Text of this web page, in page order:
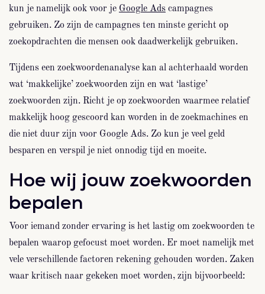
kun je namelijk ook voor je Google Ads campagnes
gebruiken. Zo zijn de campagnes ten minste gericht op
zoekopdrachten die mensen ook daadwerkelijk gebruiken.
Tijdens een zoekwoordenanalyse kan al achterhaald worden
wat ‘makkelijke’ zoekwoorden zijn en wat ‘lastige’
zoekwoorden zijn. Richt je op zoekwoorden waarmee relatief
makkelijk hoog gescoord kan worden in de zoekmachines en
die niet duur zijn voor Google Ads. Zo kun je veel geld
besparen en verspil je niet onnodig tijd en moeite.
Hoe wij jouw zoekwoorden
bepalen
Voor iemand zonder ervaring is het lastig om zoekwoorden te
bepalen waarop gefocust moet worden. Er moet namelijk met
vele verschillende factoren rekening gehouden worden. Zaken
waar kritisch naar gekeken moet worden, zijn bijvoorbeeld: